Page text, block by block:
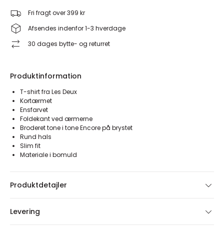
Fri fragt over 399 kr
Afsendes indenfor 1-3 hverdage
30 dages bytte- og returret
Produktinformation
T-shirt fra Les Deux
Kortærmet
Ensfarvet
Foldekant ved ærmerne
Broderet tone i tone Encore på brystet
Rund hals
Slim fit
Materiale i bomuld
Produktdetajler
Levering